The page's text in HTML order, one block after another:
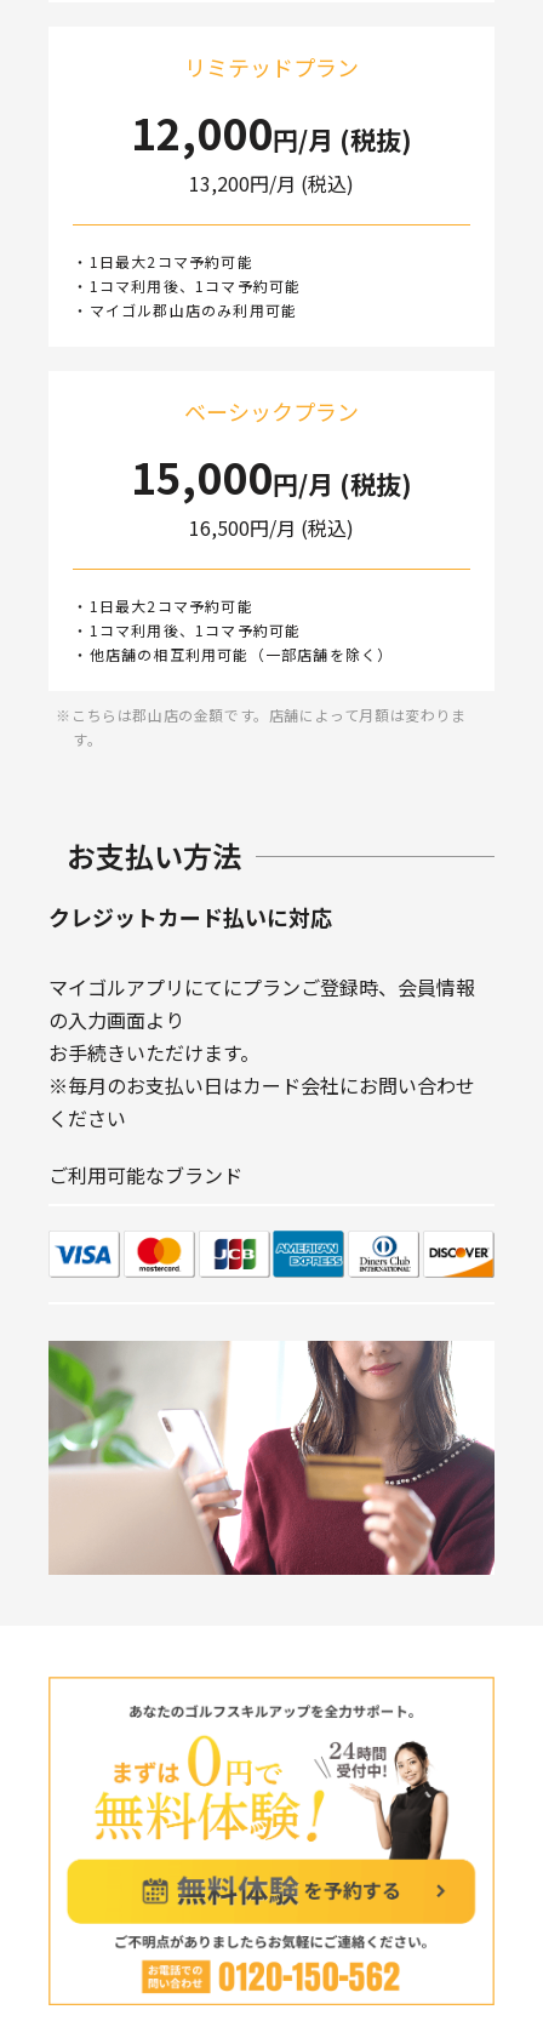
リミテッドプラン
12,000円/月 (税抜)
13,200円/月 (税込)
・1日最大2コマ予約可能
・1コマ利用後、1コマ予約可能
・マイゴル郡山店のみ利用可能
ベーシックプラン
15,000円/月 (税抜)
16,500円/月 (税込)
・1日最大2コマ予約可能
・1コマ利用後、1コマ予約可能
・他店舗の相互利用可能（一部店舗を除く）
こちらは郡山店の金額です。店舗によって月額は変わりま
す。
お支払い方法
クレジットカード払いに対応
マイゴルアプリにてにプランご登録時、会員情報
の入力画面より
お手続きいただけます。
※毎月のお支払い日はカード会社にお問い合わせ
ください
ご利用可能なブランド